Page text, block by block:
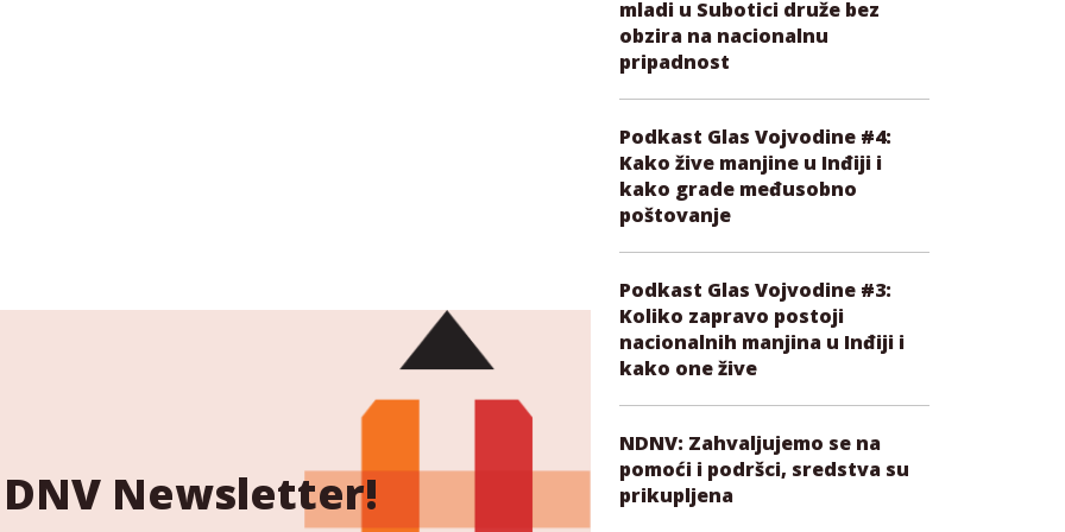
Newsletter!
mladi u Subotici druže bez
obzira na nacionalnu
pripadnost
Podkast Glas Vojvodine #4:
Kako žive manjine u Inđiji i
kako grade međusobno
poštovanje
Podkast Glas Vojvodine #3:
Koliko zapravo postoji
nacionalnih manjina u Inđiji i
kako one žive
NDNV: Zahvaljujemo se na
pomoći i podršci, sredstva su
prikupljena